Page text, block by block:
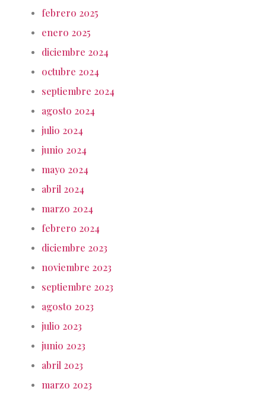
febrero 2025
enero 2025
diciembre 2024
octubre 2024
septiembre 2024
agosto 2024
julio 2024
junio 2024
mayo 2024
abril 2024
marzo 2024
febrero 2024
diciembre 2023
noviembre 2023
septiembre 2023
agosto 2023
julio 2023
junio 2023
abril 2023
marzo 2023